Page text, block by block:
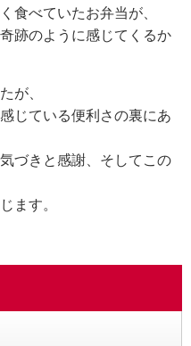
食べていたお弁当が、
跡のように感じてくるか
が、
じている便利さの裏にあ
づきと感謝、そしてこの
ます。